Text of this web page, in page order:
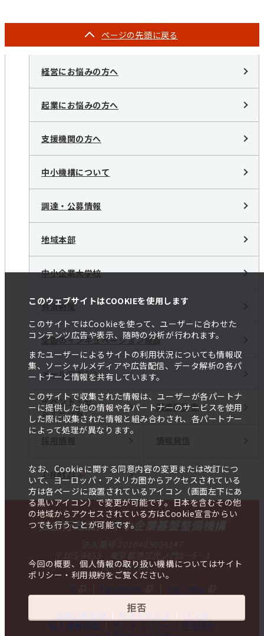
このウェブサイトはCOOKIEを使用します
このサイトではCookieを使って、ユーザーに合わせた
コンテンツ広告や表示、随時の分析が行われます。
またユーザーによるサイトの利用状況についても情報収
集、ソーシャルメディアや広告配信、データ解析の各パ
ートナーと情報を共有しています。
このサイトで収集された情報は、ユーザーが各パートナ
ーに提供した他の情報や各パートナーのサービスを使用
した際に収集された情報と組み合わされ、各パートナー
によって処理が異なります。
なお、Cookieに関する同意内容の変更または改訂につ
いて、ヨーロッパ・アメリカ圏からアクセスされている
方は各ページに設置されているアイコン（画面左下にあ
る黒いアイコン）で変更が可能です。日本を含むその他
の地域からアクセスされている方はCookie宣言からい
つでも行うことが可能です。
今回の概要、個人情報の取り扱い機構についてはサイト
ポリシー・利用規約をご覧ください。
拒否
ページの先頭に戻る
経営にお悩みの方へ
起業にお悩みの方へ
支援機関の方へ
中小機構について
調達・公募情報
地域本部
中小企業大学校
共済制度
全国のインキュベーション施設
メールマガジン
イベント・セ
ミナー一覧
調査報告書
J-Net21
独立行政法人 中小企業基盤整備機構
法人番号 2010405004147
〒105-8453 東京都港区虎ノ門3－5－1
虎ノ門37森ビル
X
Facebook YouTube
お問い合わせ サイトマップ
リンク
個人情報保護
サイトポリシー・利用規約